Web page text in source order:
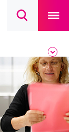
Suchdialog
main
des